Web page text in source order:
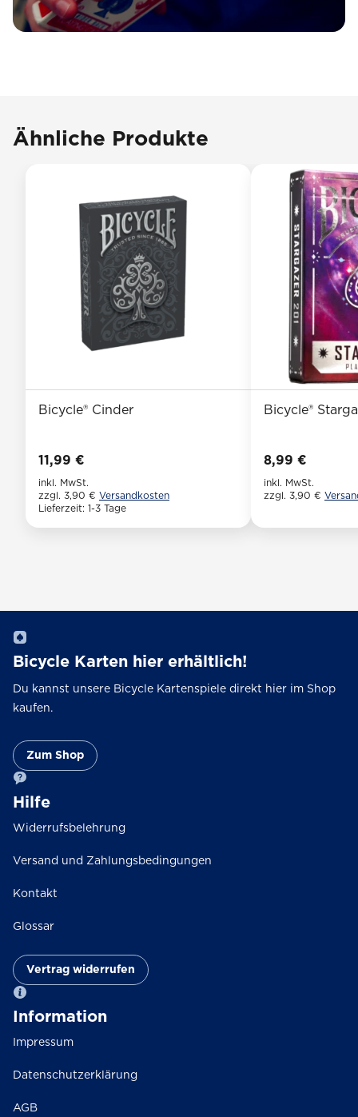
Ähnliche Produkte
Bicycle® Cinder
11,99 €
inkl. MwSt.
zzgl. 3,90 € Versandkosten
Lieferzeit: 1-3 Tage
Dieses
Die
Optionen
auf
der
gewählt
werden
Bicycle®
8,99 €
inkl. MwSt.
zzgl. 3,90 €
Produkt
auf
Bicycle Karten hier erhältlich!
Du kannst unsere Bicycle Kartenspiele direkt hier im Shop
kaufen.
Zum Shop
Hilfe
Widerrufsbelehrung
Versand und Zahlungsbedingungen
Kontakt
Glossar
Vertrag widerrufen
Information
Impressum
Datenschutzerklärung
AGB